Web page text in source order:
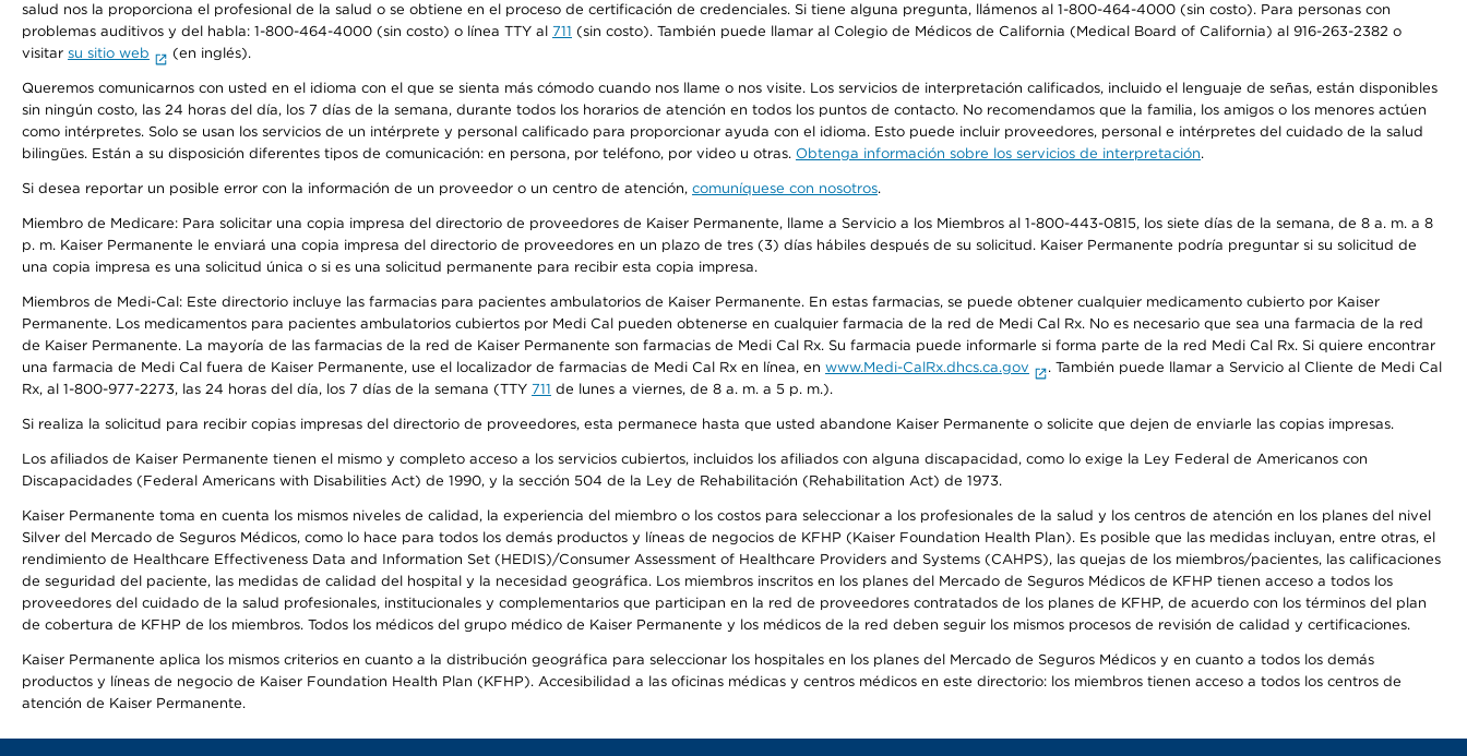
salud nos la proporciona el profesional de la salud o se obtiene en el proceso de certificación de credenciales. Si tiene alguna pregunta, llámenos al 1-800-464-4000 (sin costo). Para personas con
problemas auditivos y del habla: 1-800-464-4000 (sin costo) o línea TTY al 711 (sin costo). También puede llamar al Colegio de Médicos de California (Medical Board of California) al 916-263-2382 o
visitar su sitio web (en inglés).
Queremos comunicarnos con usted en el idioma con el que se sienta más cómodo cuando nos llame o nos visite. Los servicios de interpretación calificados, incluido el lenguaje de señas, están disponibles
sin ningún costo, las 24 horas del día, los 7 días de la semana, durante todos los horarios de atención en todos los puntos de contacto. No recomendamos que la familia, los amigos o los menores actúen
como intérpretes. Solo se usan los servicios de un intérprete y personal calificado para proporcionar ayuda con el idioma. Esto puede incluir proveedores, personal e intérpretes del cuidado de la salud
bilingües. Están a su disposición diferentes tipos de comunicación: en persona, por teléfono, por video u otras. Obtenga información sobre los servicios de interpretación.
Si desea reportar un posible error con la información de un proveedor o un centro de atención, comuníquese con nosotros.
Miembro de Medicare: Para solicitar una copia impresa del directorio de proveedores de Kaiser Permanente, llame a Servicio a los Miembros al 1-800-443-0815, los siete días de la semana, de 8 a. m. a 8
p. m. Kaiser Permanente le enviará una copia impresa del directorio de proveedores en un plazo de tres (3) días hábiles después de su solicitud. Kaiser Permanente podría preguntar si su solicitud de
una copia impresa es una solicitud única o si es una solicitud permanente para recibir esta copia impresa.
Miembros de Medi-Cal: Este directorio incluye las farmacias para pacientes ambulatorios de Kaiser Permanente. En estas farmacias, se puede obtener cualquier medicamento cubierto por Kaiser
Permanente. Los medicamentos para pacientes ambulatorios cubiertos por Medi Cal pueden obtenerse en cualquier farmacia de la red de Medi Cal Rx. No es necesario que sea una farmacia de la red
de Kaiser Permanente. La mayoría de las farmacias de la red de Kaiser Permanente son farmacias de Medi Cal Rx. Su farmacia puede informarle si forma parte de la red Medi Cal Rx. Si quiere encontrar
una farmacia de Medi Cal fuera de Kaiser Permanente, use el localizador de farmacias de Medi Cal Rx en línea, en www.Medi-CalRx.dhcs.ca.gov
. También puede llamar a Servicio al Cliente de Medi Cal
Rx, al 1-800-977-2273, las 24 horas del día, los 7 días de la semana (TTY 711 de lunes a viernes, de 8 a. m. a 5 p. m.).
Si realiza la solicitud para recibir copias impresas del directorio de proveedores, esta permanece hasta que usted abandone Kaiser Permanente o solicite que dejen de enviarle las copias impresas.
Los afiliados de Kaiser Permanente tienen el mismo y completo acceso a los servicios cubiertos, incluidos los afiliados con alguna discapacidad, como lo exige la Ley Federal de Americanos con
Discapacidades (Federal Americans with Disabilities Act) de 1990, y la sección 504 de la Ley de Rehabilitación (Rehabilitation Act) de 1973.
Kaiser Permanente toma en cuenta los mismos niveles de calidad, la experiencia del miembro o los costos para seleccionar a los profesionales de la salud y los centros de atención en los planes del nivel
Silver del Mercado de Seguros Médicos, como lo hace para todos los demás productos y líneas de negocios de KFHP (Kaiser Foundation Health Plan). Es posible que las medidas incluyan, entre otras, el
rendimiento de Healthcare Effectiveness Data and Information Set (HEDIS)/Consumer Assessment of Healthcare Providers and Systems (CAHPS), las quejas de los miembros/pacientes, las calificaciones
de seguridad del paciente, las medidas de calidad del hospital y la necesidad geográfica. Los miembros inscritos en los planes del Mercado de Seguros Médicos de KFHP tienen acceso a todos los
proveedores del cuidado de la salud profesionales, institucionales y complementarios que participan en la red de proveedores contratados de los planes de KFHP, de acuerdo con los términos del plan
de cobertura de KFHP de los miembros. Todos los médicos del grupo médico de Kaiser Permanente y los médicos de la red deben seguir los mismos procesos de revisión de calidad y certificaciones.
Kaiser Permanente aplica los mismos criterios en cuanto a la distribución geográfica para seleccionar los hospitales en los planes del Mercado de Seguros Médicos y en cuanto a todos los demás
productos y líneas de negocio de Kaiser Foundation Health Plan (KFHP). Accesibilidad a las oficinas médicas y centros médicos en este directorio: los miembros tienen acceso a todos los centros de
atención de Kaiser Permanente.